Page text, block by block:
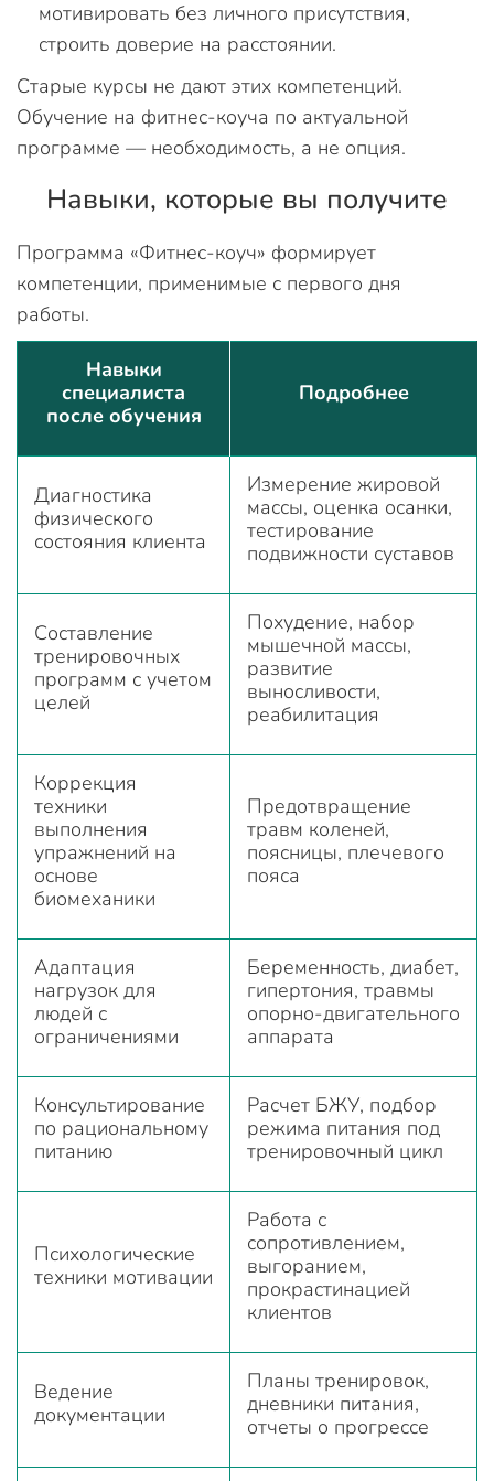
мотивировать без личного присутствия,
строить доверие на расстоянии.
Старые курсы не дают этих компетенций.
Обучение на фитнес-коуча по актуальной
программе — необходимость, а не опция.
Навыки, которые вы получите
Программа «Фитнес-коуч» формирует
компетенции, применимые с первого дня
работы.
Навыки
специалиста
после обучения
Подробнее
Диагностика
физического
состояния клиента
Измерение жировой
массы, оценка осанки,
тестирование
подвижности суставов
Составление
тренировочных
программ с учетом
целей
Похудение, набор
мышечной массы,
развитие
выносливости,
реабилитация
Коррекция
техники
выполнения
упражнений на
основе
биомеханики
Предотвращение
травм коленей,
поясницы, плечевого
пояса
Адаптация
нагрузок для
людей с
ограничениями
Беременность, диабет,
гипертония, травмы
опорно-двигательного
аппарата
Консультирование
по рациональному
питанию
Расчет БЖУ, подбор
режима питания под
тренировочный цикл
Психологические
техники мотивации
Работа с
сопротивлением,
выгоранием,
прокрастинацией
клиентов
Ведение
документации
Планы тренировок,
дневники питания,
отчеты о прогрессе